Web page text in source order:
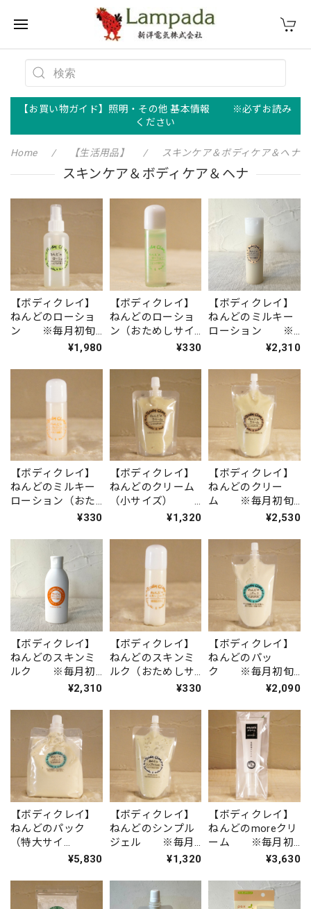
【お買い物ガイド】照明・その他 基本情報 ※必ずお読み
ください
Home 【生活用品】 スキンケア＆ボディケア＆ヘナ
スキンケア＆ボディケア＆ヘナ
【ボディクレイ】
ねんどのローショ
ン ※毎月初旬
¥1,980
【ボディクレイ】
ねんどのローショ
ン（おためしサイ
ズ） ※毎月初
¥330
【ボディクレイ】
ねんどのミルキー
ローション ※
毎月初旬入荷¥2,310
【ボディクレイ】
ねんどのミルキー
ローション（おた
めしサイズ）
¥330
【ボディクレイ】
ねんどのクリーム
（小サイズ）
※毎月初旬入荷¥1,320
【ボディクレイ】
ねんどのクリー
ム ※毎月初旬
¥2,530
【ボディクレイ】
ねんどのスキンミ
ルク ※毎月初
¥2,310
【ボディクレイ】
ねんどのスキンミ
ルク（おためしサ
イズ） ※毎月
¥330
【ボディクレイ】
ねんどのパッ
ク ※毎月初旬
¥2,090
【ボディクレイ】
ねんどのパック
（特大サイ
ズ） ※毎月初
¥5,830
【ボディクレイ】
ねんどのシンプル
ジェル ※毎月
¥1,320
【ボディクレイ】
ねんどのmoreクリ
ーム ※毎月初
¥3,630